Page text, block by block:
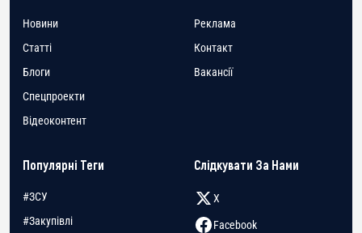
Новини
Статті
Блоги
Спецпроекти
Відеоконтент
Реклама
Контакт
Вакансії
Популярні Теги
#ЗСУ
#Закупівлі
Слідкувати За Нами
X
Facebook